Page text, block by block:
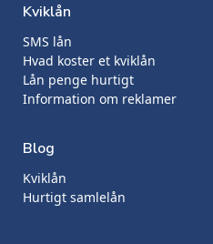
Kviklån
SMS lån
Hvad koster et kviklån
Lån penge hurtigt
Information om reklamer
Blog
Kviklån
Hurtigt samlelån